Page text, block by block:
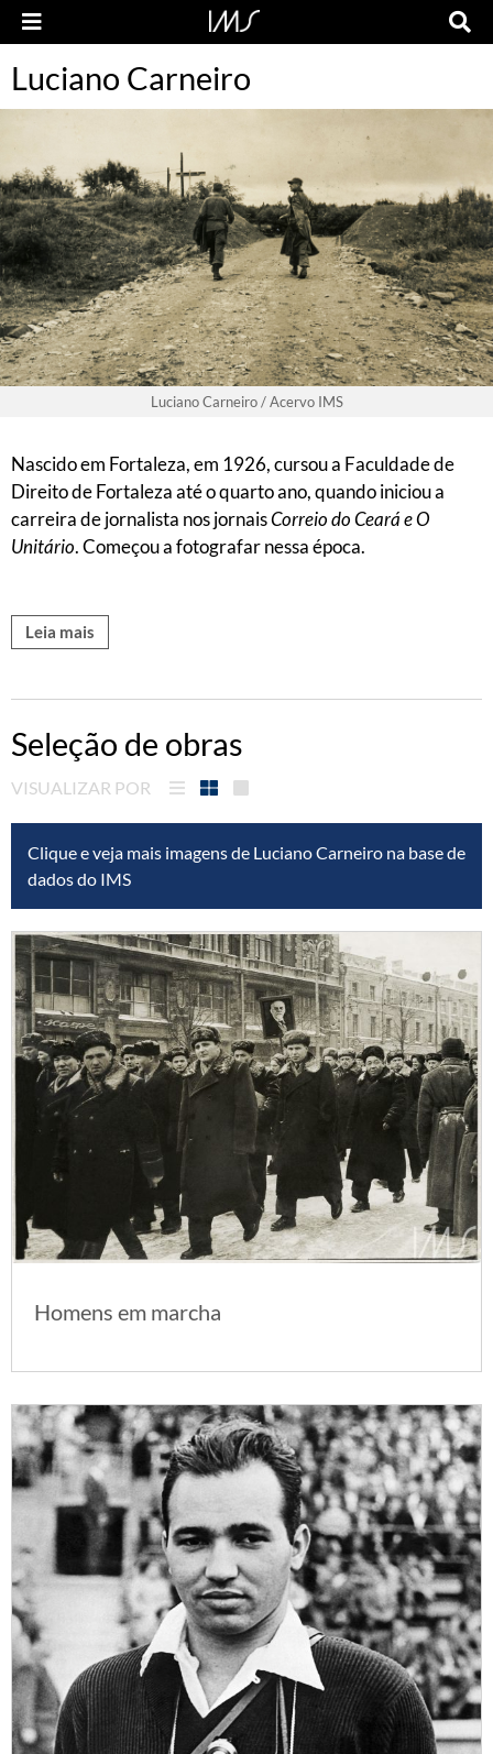
Luciano Carneiro
Luciano Carneiro / Acervo IMS
Nascido em Fortaleza, em 1926, cursou a Faculdade de
Direito de Fortaleza até o quarto ano, quando iniciou a
carreira de jornalista nos jornaisCorreio do Ceará e O
Unitário. Começou a fotografar nessa época.
Leia mais
Seleção de obras
VISUALIZAR POR
Clique e veja mais imagens de Luciano Carneiro na base de
dados do IMS
Homens em marcha